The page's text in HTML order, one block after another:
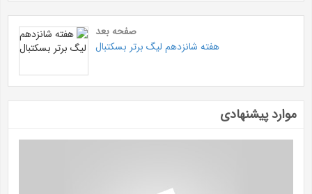
صفحه بعد
هفته شانزدهم لیگ برتر بسکتبال
موارد پیشنهادی